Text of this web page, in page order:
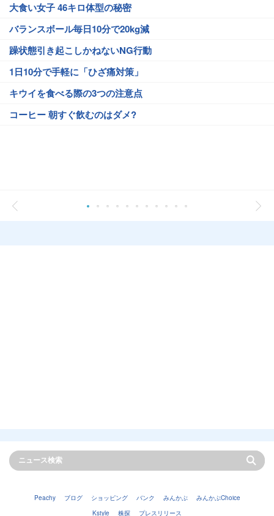
大食い女子 46キロ体型の秘密
バランスボール毎日10分で20kg減
躁状態引き起こしかねないNG行動
1日10分で手軽に「ひざ痛対策」
キウイを食べる際の3つの注意点
コーヒー 朝すぐ飲むのはダメ?
Peachy ブログ ショッピング バンク みんかぶ
みんかぶChoice
Kstyle
株探 プレスリリース